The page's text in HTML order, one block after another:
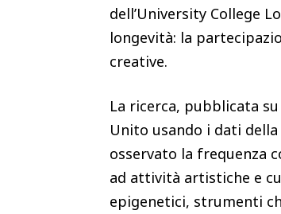
dell’University College
longevità: la
creative.
La ricerca, pubblicata
Unito usando i dati
osservato la frequenza
ad attività artistiche e
epigenetici, strumenti